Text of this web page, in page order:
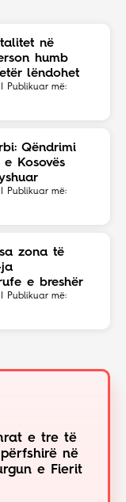
në
humb
lëndohet
Publikuar më:
Qëndrimi
Kosovës
Publikuar më:
zona të
ja
e breshër
Publikuar më:
e tre të
në
e Fierit